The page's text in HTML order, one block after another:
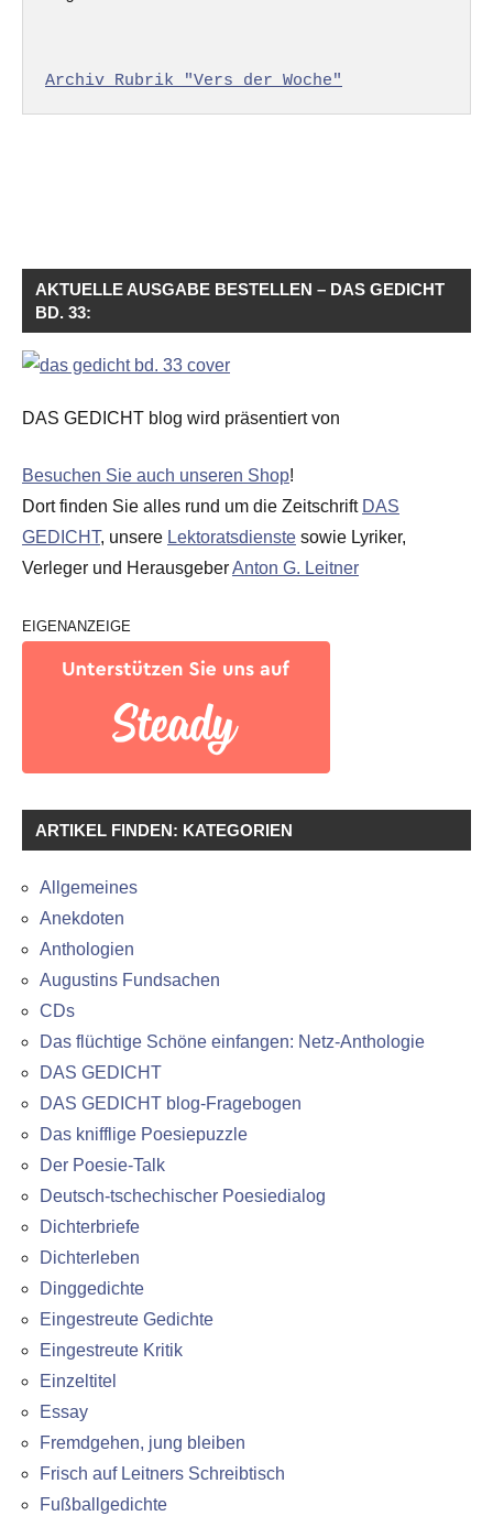
Archiv Rubrik "Vers der Woche"
AKTUELLE AUSGABE BESTELLEN – DAS GEDICHT
BD. 33:
DAS GEDICHT blog wird präsentiert von
Besuchen Sie auch unseren Shop!
Dort finden Sie alles rund um die Zeitschrift DAS
GEDICHT, unsere Lektoratsdienste sowie Lyriker,
Verleger und HerausgeberAnton G. Leitner
EIGENANZEIGE
ARTIKEL FINDEN: KATEGORIEN
Allgemeines
Anekdoten
Anthologien
Augustins Fundsachen
CDs
Das flüchtige Schöne einfangen: Netz-Anthologie
DAS GEDICHT
DAS GEDICHT blog-Fragebogen
Das knifflige Poesiepuzzle
Der Poesie-Talk
Deutsch-tschechischer Poesiedialog
Dichterbriefe
Dichterleben
Dinggedichte
Eingestreute Gedichte
Eingestreute Kritik
Einzeltitel
Essay
Fremdgehen, jung bleiben
Frisch auf Leitners Schreibtisch
Fußballgedichte